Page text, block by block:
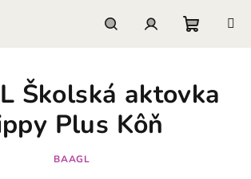
košík
Školská aktovka
Plus Kôň
BAAGL